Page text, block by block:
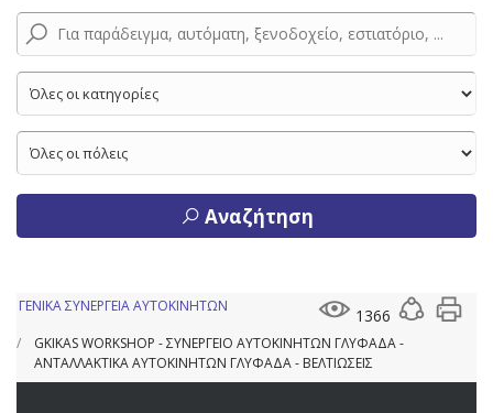
Αναζήτηση
1366
ΓΕΝΙΚΑ ΣΥΝΕΡΓΕΙΑ ΑΥΤΟΚΙΝΗΤΩΝ
GKIKAS WORKSHOP - ΣΥΝΕΡΓΕΙΟ ΑΥΤΟΚΙΝΗΤΩΝ ΓΛΥΦΑΔΑ -
ΑΝΤΑΛΛΑΚΤΙΚΑ ΑΥΤΟΚΙΝΗΤΩΝ ΓΛΥΦΑΔΑ - ΒΕΛΤΙΩΣΕΙΣ